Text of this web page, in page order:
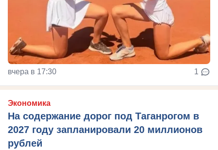
вчера в 17:30 1
Экономика
На содержание дорог под Таганрогом в
2027 году запланировали 20 миллионов
рублей